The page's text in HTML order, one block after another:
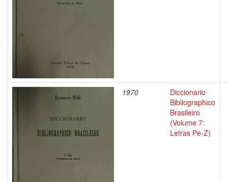
1970
Diccionario
Bibliographico
Brasileiro
(Volume 7:
Letras Pe-Z)